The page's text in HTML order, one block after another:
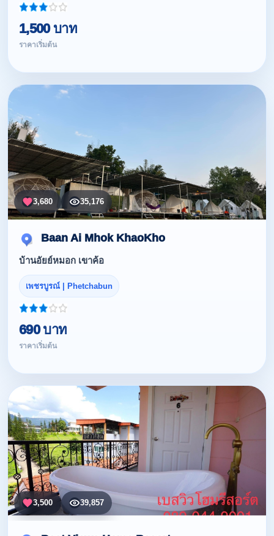
1,500 บาท
ราคาเริ่มต้น
3,680 35,176
Baan Ai Mhok KhaoKho
บ้านอัยย์หมอก เขาค้อ
เพชรบูรณ์ | Phetchabun
690 บาท
ราคาเริ่มต้น
3,500 39,857